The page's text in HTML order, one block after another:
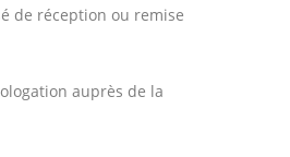
de réception ou remise
auprès de la